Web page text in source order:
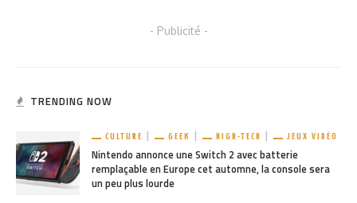
- Publicité -
TRENDING NOW
CULTURE GEEK HIGH-TECH JEUX VIDÉO
Nintendo annonce une Switch 2 avec batterie
remplaçable en Europe cet automne, la console sera
un peu plus lourde